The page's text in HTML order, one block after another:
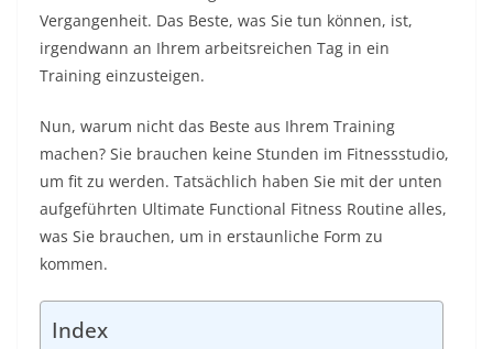
Vergangenheit. Das Beste, was Sie tun können, ist,
irgendwann an Ihrem arbeitsreichen Tag in ein
Training einzusteigen.
Nun, warum nicht das Beste aus Ihrem Training
machen? Sie brauchen keine Stunden im Fitnessstudio,
um fit zu werden. Tatsächlich haben Sie mit der unten
aufgeführten Ultimate Functional Fitness Routine alles,
was Sie brauchen, um in erstaunliche Form zu
kommen.
Index